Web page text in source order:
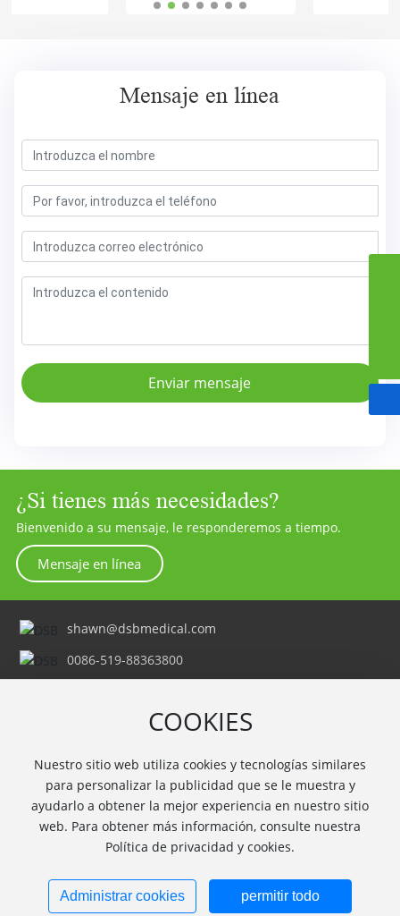
de presión (pMDI)
Mensaje en línea
Enviar mensaje
¿Si tienes más necesidades?
Bienvenido a su mensaje, le responderemos a tiempo.
Mensaje en línea
shawn@dsbmedical.com
0086-519-88363800
desarrollo económico de Changzhou,
provincia de Jiangsu, China
COOKIES
Nuestro sitio web utiliza cookies y tecnologías similares
para personalizar la publicidad que se le muestra y
ayudarlo a obtener la mejor experiencia en nuestro sitio
web. Para obtener más información, consulte nuestra
Política de privacidad y cookies.
Administrar cookies permitir todo
ICP备19062360号-1
Política de privacidad|SEO